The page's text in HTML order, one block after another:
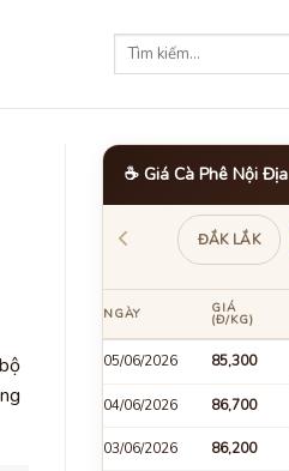
☕ Giá Cà Phê Nội Địa
ĐẮK LẮK
NGÀY GIÁ
(Đ/KG)
05/06/2026 85,300
04/06/2026 86,700
03/06/2026 86,200